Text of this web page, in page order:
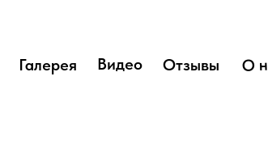
О
Галерея Видео Отзывы